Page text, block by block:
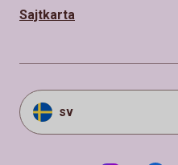
Sajtkarta
sv